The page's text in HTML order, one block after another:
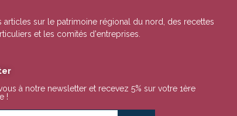
articles sur le patrimoine régional du nord, des recettes
et les comités d'entreprises.
à notre newsletter et recevez 5% sur votre 1ère
!